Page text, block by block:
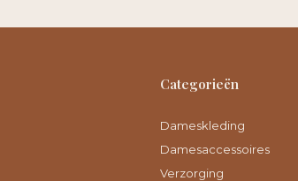
Categorieën
Dameskleding
Damesaccessoires
Verzorging